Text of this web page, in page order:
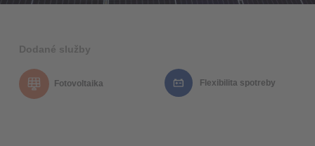
Dodané služby
Fotovoltaika Flexibilita spotreby